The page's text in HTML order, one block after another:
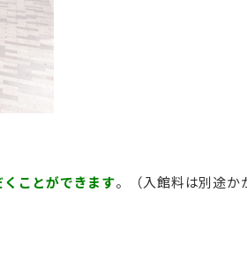
ことができます。（入館料は別途か